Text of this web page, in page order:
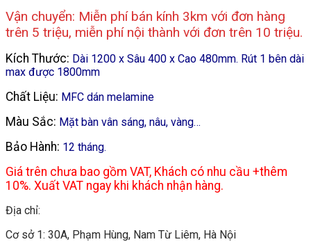
Vận chuyển: Miễn phí bán kính 3km với đơn hàng
trên 5 triệu, miễn phí nội thành với đơn trên 10 triệu.
Kích Thước: Dài 1200 x Sâu 400 x Cao 480mm. Rút 1 bên dài
max được 1800mm
Chất Liệu: MFC dán melamine
Màu Sắc: Mặt bàn vân sáng, nâu, vàng…
Bảo Hành: 12 tháng.
Giá trên chưa bao gồm VAT, Khách có nhu cầu +thêm
10%. Xuất VAT ngay khi khách nhận hàng.
Địa chỉ:
Cơ sở 1: 30A, Phạm Hùng, Nam Từ Liêm, Hà Nội